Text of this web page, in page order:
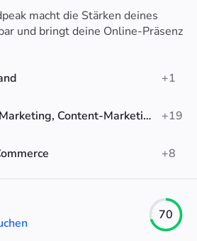
macht die Stärken deines
und bringt deine Online-Präsenz
+1
Werbung, Digitales Marketing, Content-Marketing
+19
+8
70